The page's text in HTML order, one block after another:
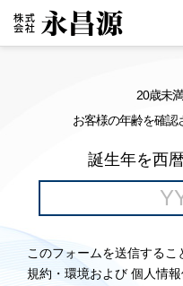
20歳未
お客様の年齢を確認
誕生年を西
このフォームを送信する
規約・環境および 個人情